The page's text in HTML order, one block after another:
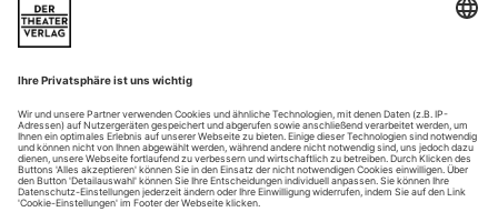
Alain Platel
Lebenslust als Rebellion
Ich zitiere sehr häufig einen Satz aus Amin Maaloufs Buch
«Le Dé­règlement du Monde» («Die Auflösung der
Weltordnungen»): In ­Krisenzeiten sollte man (viel mehr!) in
Kultur, Wissenschaft und Bildung investieren, denn kreative
Lösungen dürfen wir von den Banken nicht erwarten.